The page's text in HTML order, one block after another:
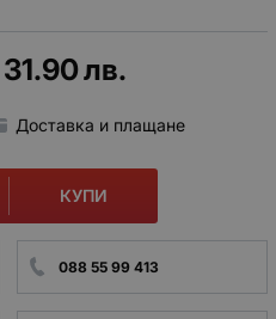
31.90лв.
Доставка и плащане
КУПИ
088 55 99 413